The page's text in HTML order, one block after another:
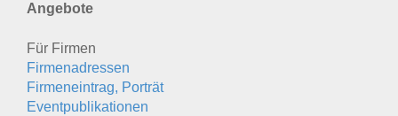
Angebote
Für Firmen
Firmenadressen
Firmeneintrag, Porträt
Eventpublikationen